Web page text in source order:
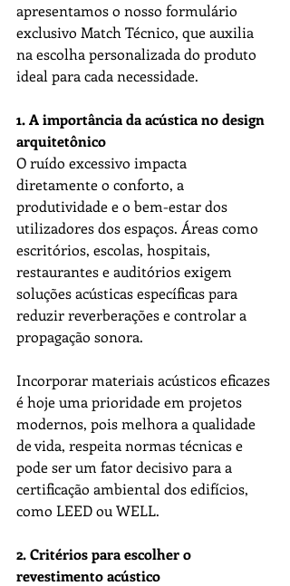
apresentamos o nosso formulário
exclusivo Match Técnico, que auxilia
na escolha personalizada do produto
ideal para cada necessidade.
1. A importância da acústica no design
arquitetônico
O ruído excessivo impacta
diretamente o conforto, a
produtividade e o bem-estar dos
utilizadores dos espaços. Áreas como
escritórios, escolas, hospitais,
restaurantes e auditórios exigem
soluções acústicas específicas para
reduzir reverberações e controlar a
propagação sonora.
Incorporar materiais acústicos eficazes
é hoje uma prioridade em projetos
modernos, pois melhora a qualidade
de vida, respeita normas técnicas e
pode ser um fator decisivo para a
certificação ambiental dos edifícios,
como LEED ou WELL.
2. Critérios para escolher o
revestimento acústico